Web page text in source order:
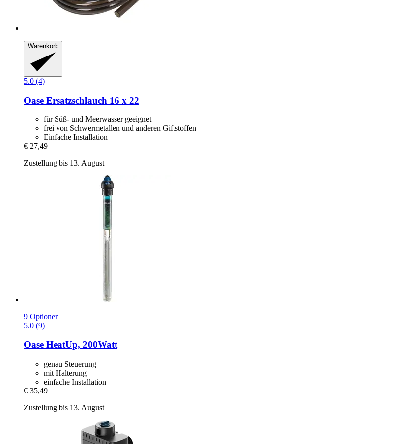
Warenkorb
5.0 (4)
Oase Ersatzschlauch 16 x 22
für Süß- und Meerwasser geeignet
frei von Schwermetallen und anderen Giftstoffen
Einfache Installation
€ 27,49
Zustellung bis 13. August
9 Optionen
5.0 (9)
Oase HeatUp, 200Watt
genau Steuerung
mit Halterung
einfache Installation
€ 35,49
Zustellung bis 13. August